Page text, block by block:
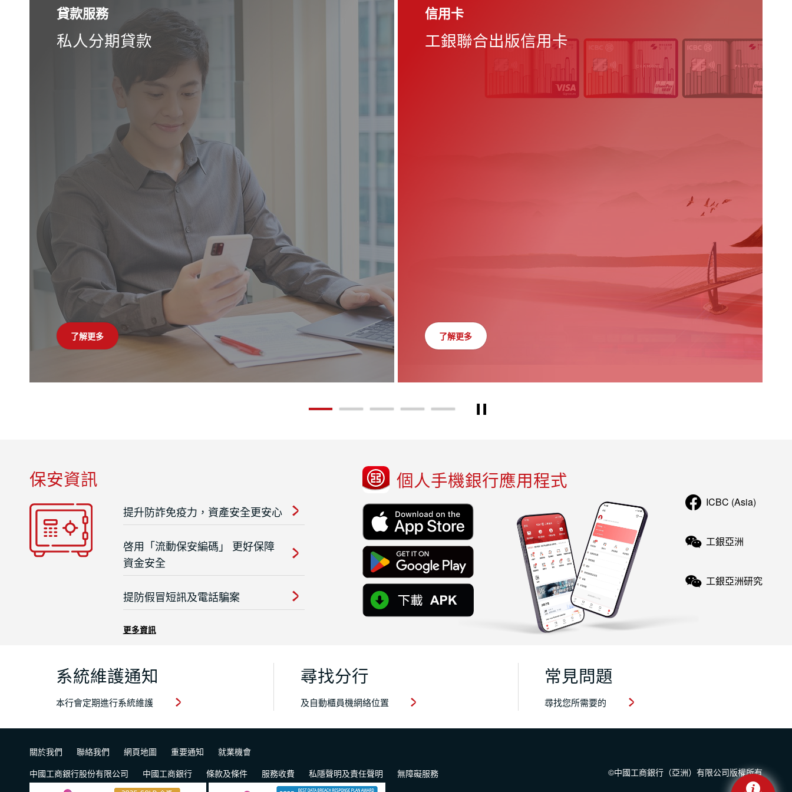
貸款服務
私人分期貸款
了解更多
信用卡
工銀聯合出版信用卡
了解更多
投資服務
想投資但無從入手？
切合自己的投資產品？
開始比較
保險服務
透過人壽保險計劃，保障
自己與家人的未來。
立即行動
理財金賬戶服務
專屬ICBC「理財金賬戶」
立即申請
個人綜合理財服務
請即開戶，體驗最貼心周
全的生活化理財服務。
了解更多
綜合理財服務
理財e時代賬戶，方便及多
元化的理財渠道。
立即開戶
企業網上銀行
隨時隨地輕鬆自在一站式
立即申請
商業賬戶服務
商業銀行申請預約開戶，
預約開戶
人民幣財資產品
傾力為您提供全面的人民
了解更多
1 2 3 4 5
保安資訊
提升防詐免疫力，資產安全更安心
啓用「流動保安編碼」 更好保障
資金安全
提防假冒短訊及電話騙案
更多資訊
個人手機銀行應用程式
ICBC (Asia)
工銀亞洲
工銀亞洲研究
系統維護通知
本行會定期進行系統維護
尋找分行
及自動櫃員機網絡位置
常見問題
尋找您所需要的
關於我們 聯絡我們 網頁地圖 重要通知
就業機會
中國工商銀行股份有限公司
中國工商銀行 條款及條件 服務收費 私隱聲明及責任聲明 無障礙服務 ©中國工商銀行（亞洲）有限公司版權所有